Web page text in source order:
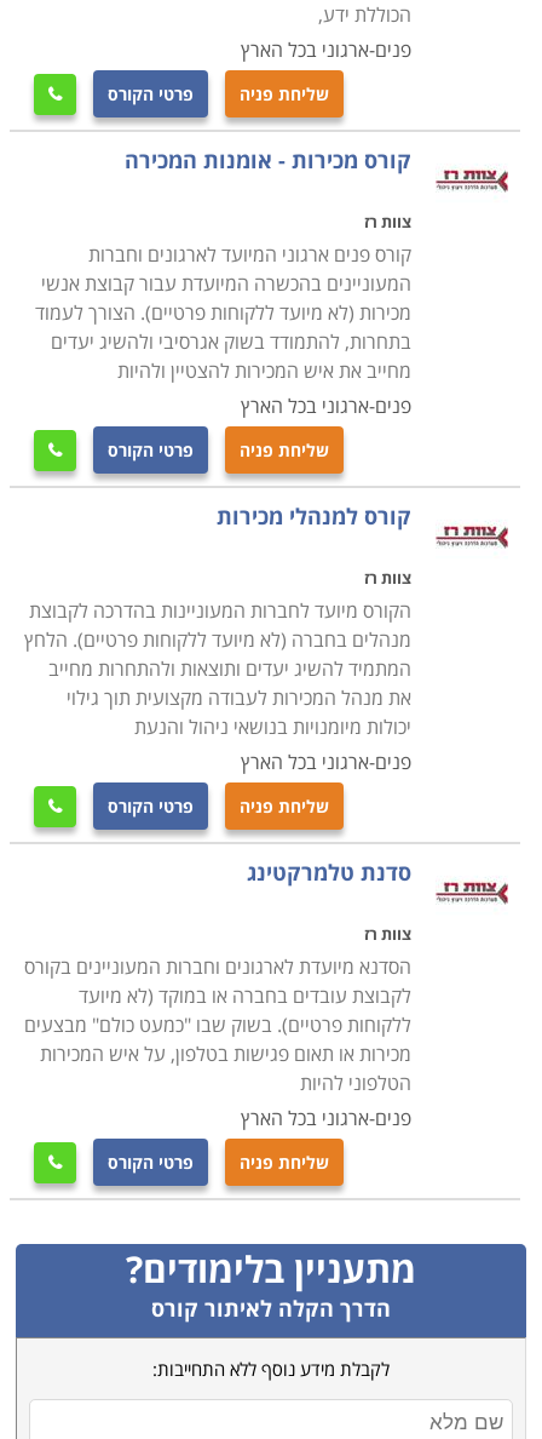
הכוללת ידע,
פנים-ארגוני בכל הארץ
שליחת פניה פרטי הקורס 
קורס מכירות - אומנות המכירה
צוות רז
קורס פנים ארגוני המיועד לארגונים וחברות
המעוניינים בהכשרה המיועדת עבור קבוצת אנשי
מכירות (לא מיועד ללקוחות פרטיים). הצורך לעמוד
בתחרות, להתמודד בשוק אגרסיבי ולהשיג יעדים
מחייב את איש המכירות להצטיין ולהיות
פנים-ארגוני בכל הארץ
שליחת פניה פרטי הקורס 
קורס למנהלי מכירות
צוות רז
הקורס מיועד לחברות המעוניינות בהדרכה לקבוצת
מנהלים בחברה (לא מיועד ללקוחות פרטיים). הלחץ
המתמיד להשיג יעדים ותוצאות ולהתחרות מחייב
את מנהל המכירות לעבודה מקצועית תוך גילוי
יכולות מיומנויות בנושאי ניהול והנעת
פנים-ארגוני בכל הארץ
שליחת פניה פרטי הקורס 
סדנת טלמרקטינג
צוות רז
הסדנא מיועדת לארגונים וחברות המעוניינים בקורס
לקבוצת עובדים בחברה או במוקד (לא מיועד
ללקוחות פרטיים). בשוק שבו "כמעט כולם" מבצעים
מכירות או תאום פגישות בטלפון, על איש המכירות
הטלפוני להיות
פנים-ארגוני בכל הארץ
שליחת פניה פרטי הקורס 
מתעניין בלימודים?
הדרך הקלה לאיתור קורס
לקבלת מידע נוסף ללא התחייבות: